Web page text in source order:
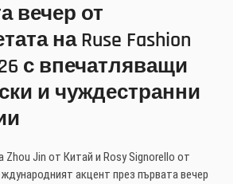
вечер от
на Ruse Fashion
с впечатляващи
и чуждестранни
Zhou Jin от Китай и Rosy Signorello от
акцент през първата вечер